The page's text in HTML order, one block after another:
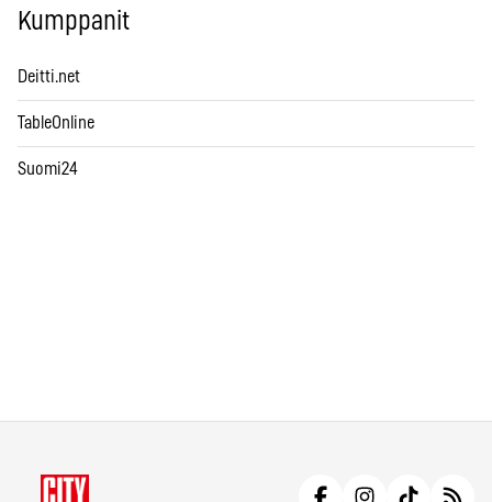
Kumppanit
Deitti.net
TableOnline
Suomi24